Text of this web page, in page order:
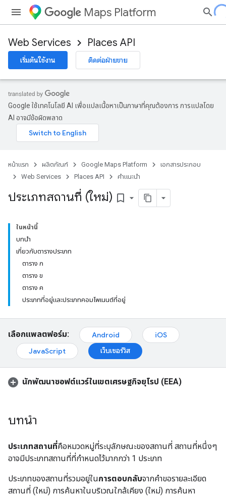
Maps Platform
Web Services Places API
เริ่มต้นใช้งาน ติดต่อฝ่ายขาย
Google ใช้เทคโนโลยี AI เพื่อแปลเนื้อหาเป็นภาษาที่คุณต้องการ การแปลโดย
AI อาจมีข้อผิดพลาด
หน้าแรก ผลิตภัณฑ์ Google Maps Platform
เอกสารประกอบ
Web Services
Places API คำแนะนำ
ประเภทสถานที่ (ใหม่) bookmark_border
ในหน้านี้
บทนำ
เกี่ยวกับตารางประเภท
ตาราง ก
ตาราง ข
ตาราง ค
ประเภทที่อยู่และประเภทคอมโพเนนต์ที่อยู่
เลือกแพลตฟอร์ม: Android
iOS
JavaScript
เว็บเซอร์วิส
นักพัฒนาซอฟต์แวร์ในเขตเศรษฐกิจยุโรป (EEA)
บทนำ
ประเภทสถานที่คือหมวดหมู่ที่ระบุลักษณะของสถานที่ สถานที่หนึ่งๆ
อาจมีประเภทสถานที่ที่กำหนดไว้มากกว่า 1 ประเภท
ประเภทของสถานที่รวมอยู่ในการตอบกลับจากคำขอรายละเอียด
สถานที่ (ใหม่) การค้นหาในบริเวณใกล้เคียง (ใหม่) การค้นหา